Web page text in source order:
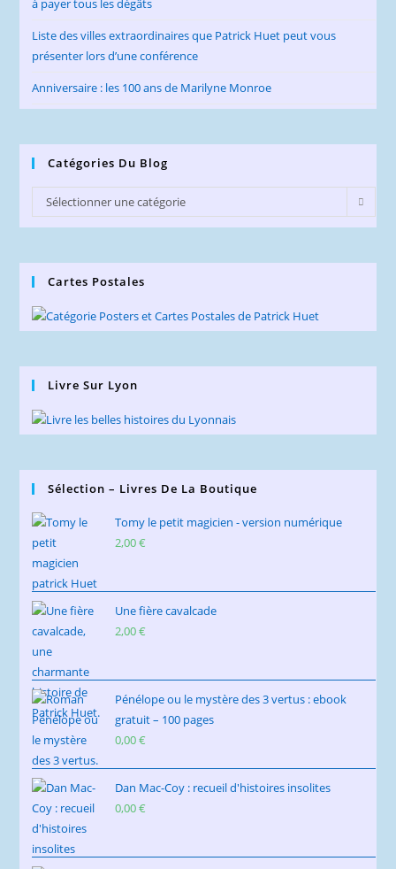
à payer tous les dégâts
Liste des villes extraordinaires que Patrick Huet peut vous
présenter lors d’une conférence
Anniversaire : les 100 ans de Marilyne Monroe
Catégories Du Blog
Catégories
du
Sélectionner une catégorie
Cartes Postales
Livre Sur Lyon
Sélection – Livres De La Boutique
Tomy le petit magicien - version numérique
2,00€
Une fière cavalcade
2,00€
Pénélope ou le mystère des 3 vertus : ebook
gratuit – 100 pages
0,00€
Dan Mac-Coy : recueil d'histoires insolites
0,00€